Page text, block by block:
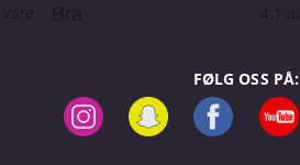
FØLG OSS PÅ: